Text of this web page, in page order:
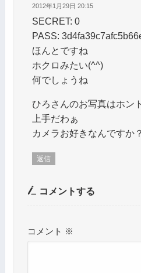
2012年1月29日 20:15
SECRET: 0
PASS:
ほんとですね
ホクロみたい(^^)
何でしょうね
ひろさんのお写真はホン
上手だわぁ
カメラお好きなんですか？
返信
コメントする
コメント ※